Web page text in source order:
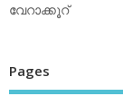
വേറാക്കൂറ്
Pages